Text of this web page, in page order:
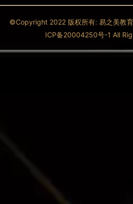
©Copyright 2022 版权所有: 易之美教
ICP备20004250号-1 All